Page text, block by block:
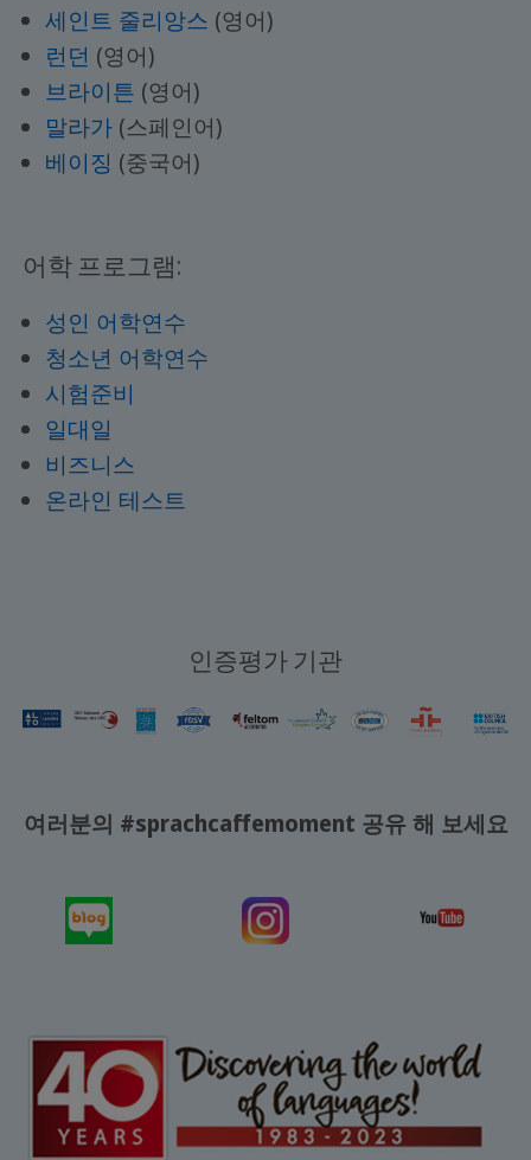
세인트 줄리앙스 (영어)
런던 (영어)
브라이튼 (영어)
말라가 (스페인어)
베이징 (중국어)
어학 프로그램:
성인 어학연수
청소년 어학연수
시험준비
일대일
비즈니스
온라인 테스트
인증평가 기관
여러분의 #sprachcaffemoment 공유 해 보세요